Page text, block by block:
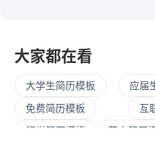
大家都在看
大学生简历模板 应届
免费简历模板
互
留学简历模板
英文简历